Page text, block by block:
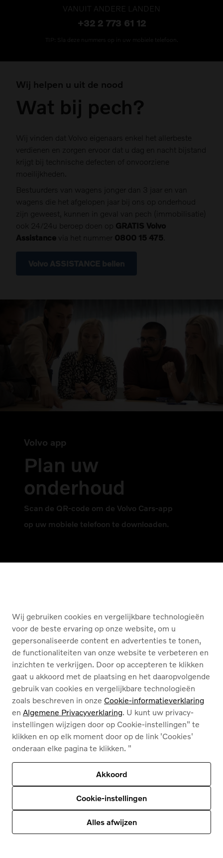
VANUIT ANDERE LANDEN
+32 2 773 61 12
TIP: Sla deze nummers op in uw mobiele telefoon.
Wij helpen u uit de nood
Wat bij pech?
Wij vinden dat Volvo eigenaars enkel het allerbeste
verdienen en zorgen ervoor dat u dag en nacht bijstand
krijgt bij technische defecten of onvoorziene
moeilijkheden.
Bestuurders van wagens jonger dan 3 jaar en van
wagens die het afgelopen jaar bij ons op onderhoud
zijn geweest, kunnen in geval van pech (immobilisatie)
ook 24/24u beroep doen op GRATIS Volvo
Assistance via het nummer 0800 15 475
Volvo ASSISTANCE bellen
Volvo app
Plan uw
onderhoud
Scan de QR-code om de Volvo Cars-app
op uw mobiele telefoon te downloaden.
D'Hondt
Inhoud van deze pagina
Algemene privacyverklaring voor Volvo Cars
Wij gebruiken cookies en vergelijkbare technologieën
voor de beste ervaring op onze website, om u
gepersonaliseerde content en advertenties te tonen,
de functionaliteiten van onze website te verbeteren en
inzichten te verkrijgen. Door op accepteren te klikken
gaat u akkoord met de plaatsing en het daaropvolgende
gebruik van cookies en vergelijkbare technologieën
zoals beschreven in onze Cookie-informatieverklaring
en Algemene Privacyverklaring. U kunt uw privacy-
instellingen wijzigen door op Cookie-instellingen" te
klikken en op elk moment door op de link 'Cookies'
onderaan elke pagina te klikken. "
Akkoord
Cookie-instellingen
Alles afwijzen